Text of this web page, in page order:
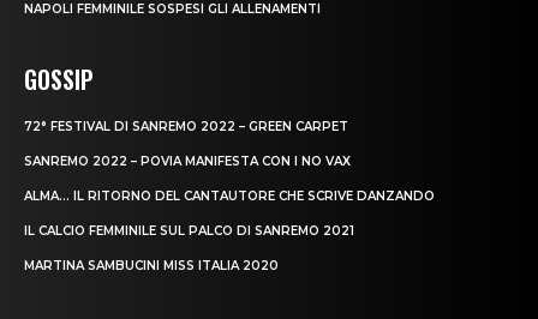
NAPOLI FEMMINILE SOSPESI GLI ALLENAMENTI
GOSSIP
72° FESTIVAL DI SANREMO 2022 – GREEN CARPET
SANREMO 2022 – POVIA MANIFESTA CON I NO VAX
ALMA… IL RITORNO DEL CANTAUTORE CHE SCRIVE DANZANDO
IL CALCIO FEMMINILE SUL PALCO DI SANREMO 2021
MARTINA SAMBUCINI MISS ITALIA 2020